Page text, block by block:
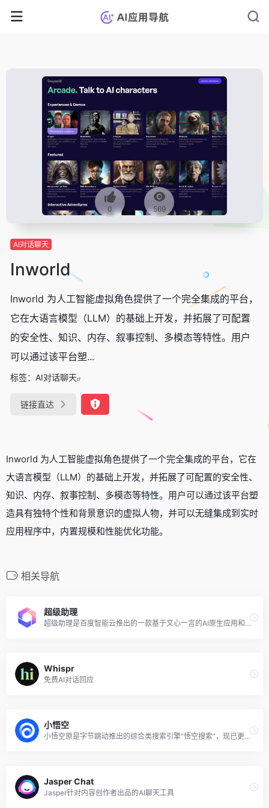
0 569
AI对话聊天
Inworld
Inworld 为人工智能虚拟角色提供了一个完全集成的平台，
它在大语言模型（LLM）的基础上开发，并拓展了可配置
的安全性、知识、内存、叙事控制、多模态等特性。用户
可以通过该平台塑...
标签： AI对话聊天
链接直达
Inworld 为人工智能虚拟角色提供了一个完全集成的平台，它在
大语言模型（LLM）的基础上开发，并拓展了可配置的安全性、
知识、内存、叙事控制、多模态等特性。用户可以通过该平台塑
造具有独特个性和背景意识的虚拟人物，并可以无缝集成到实时
应用程序中，内置规模和性能优化功能。
相关导航
超级助理
超级助理是百度智能云推出的一款基于文心一言的AI原生应用和伴随式Copilot助理，是一个功能强大、使用方便、面向所有人应用的智能助手，可满足日常生活和工作中的各种需求。
Whispr
免费AI对话回应
小悟空
小悟空原是字节跳动推出的综合类搜索引擎“悟空搜索”，现已更名并转型为 AI 对话助手和个人助理。通过与小悟空对话，可以看出其内核是与字节此前推出的 豆包 AI聊天机器人同款，但相比豆包提供了更多开箱即用的预设工具，支持智能对话和多种内容创作功能。
Jasper Chat
Jasper针对内容创作者出品的AI聊天工具